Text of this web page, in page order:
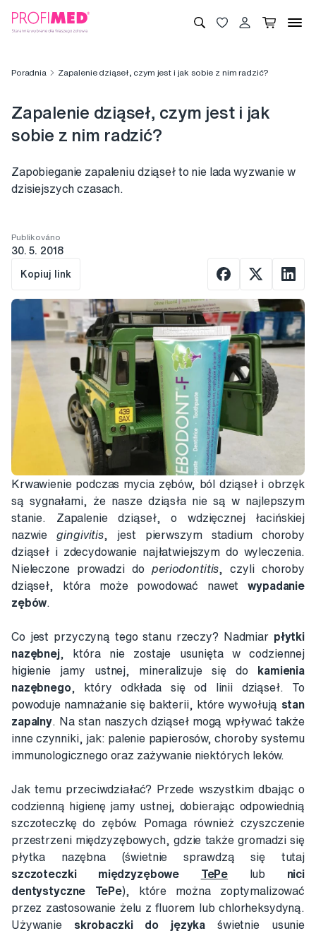
Poradnia Zapalenie dziąseł, czym jest i jak sobie z nim radzić?
Zapalenie dziąseł, czym jest i jak
sobie z nim radzić?
Zapobieganie zapaleniu dziąseł to nie lada wyzwanie w
dzisiejszych czasach.
Publikováno
30. 5. 2018
Kopiuj link
Krwawienie podczas mycia zębów, ból dziąseł i obrzęk
są sygnałami, że nasze dziąsła nie są w najlepszym
stanie. Zapalenie dziąseł, o wdzięcznej łacińskiej
nazwiegingivitis , jest pierwszym stadium choroby
dziąseł i zdecydowanie najłatwiejszym do wyleczenia.
Nieleczone prowadzi doperiodontitis , czyli choroby
dziąseł, która może powodować nawetwypadanie
zębów
Co jest przyczyną tego stanu rzeczy? Nadmiar płytki
nazębnej, która nie zostaje usunięta w codziennej
higienie jamy ustnej, mineralizuje się do kamienia
nazębnego, który odkłada się od linii dziąseł. To
powoduje namnażanie się bakterii, które wywołują stan
zapalny . Na stan naszych dziąseł mogą wpływać także
inne czynniki, jak: palenie papierosów, choroby systemu
immunologicznego oraz zażywanie niektórych leków.
Jak temu przeciwdziałać? Przede wszystkim dbając o
codzienną higienę jamy ustnej, dobierając odpowiednią
szczoteczkę do zębów. Pomaga również czyszczenie
przestrzeni międzyzębowych, gdzie także gromadzi się
płytka nazębna (świetnie sprawdzą się tutaj
szczoteczki międzyzębowe TePe lub nici
dentystyczne TePe), które można zoptymalizować
przez zastosowanie żelu z fluorem lub chlorheksydyną.
Używanie skrobaczki do językaświetnie usunie